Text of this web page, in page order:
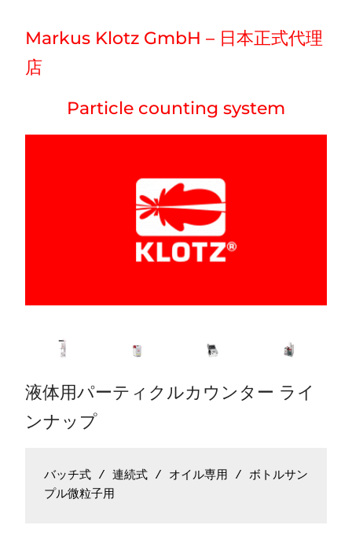
Markus Klotz GmbH – 日本正式代理
店
Particle counting system
液体用パーティクルカウンター ライ
ンナップ
バッチ式 / 連続式 / オイル専用 / ボトルサン
プル微粒子用